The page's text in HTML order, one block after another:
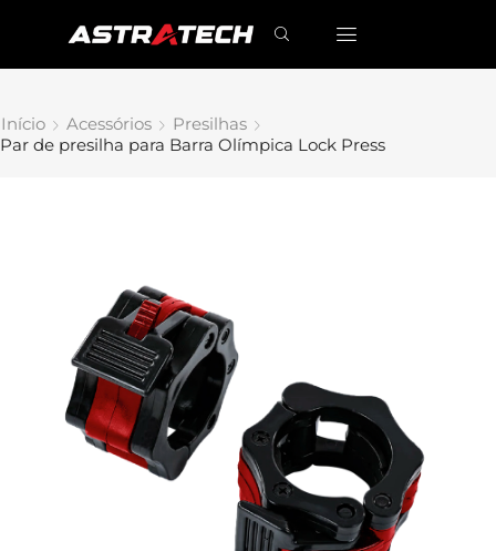
Início Acessórios
Presilhas
Par de presilha para Barra Olímpica Lock Press